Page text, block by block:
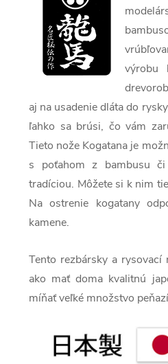
výrobu
aj na usadenie dláta do
ľahko sa brúsi, čo vám
Tieto nože Kogatana je
s poťahom z bambusu
tradíciou. Môžete si k nim
Na ostrenie kogatany
kamene.
Tento rezbársky a
ako mať doma kvalitnú
míňať veľké množstvo